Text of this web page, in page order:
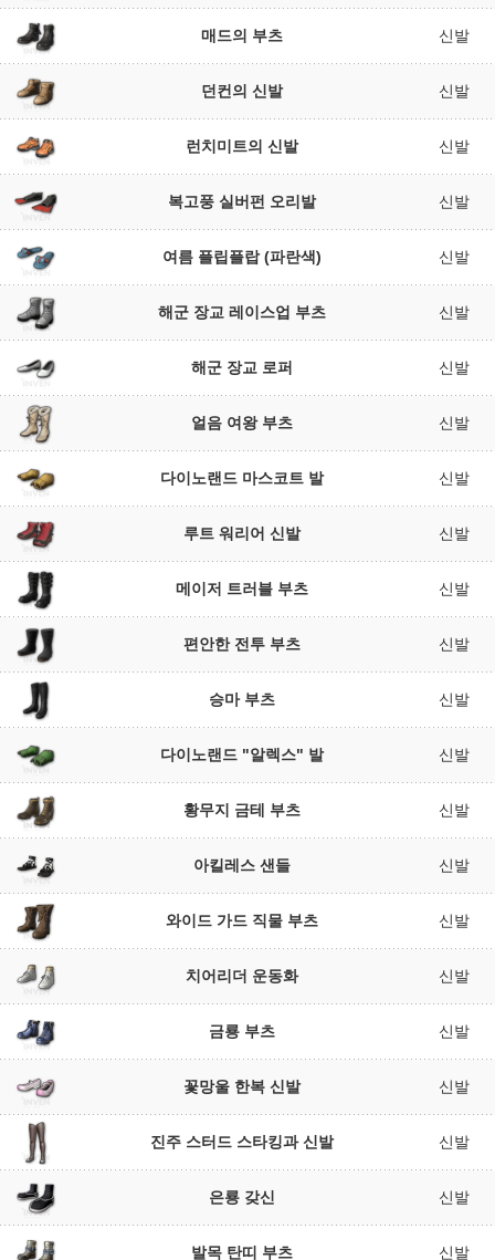
매드의 부츠 신발
던컨의 신발 신발
런치미트의 신발 신발
복고풍 실버펀 오리발 신발
여름 플립플랍 (파란색) 신발
해군 장교 레이스업 부츠 신발
해군 장교 로퍼 신발
얼음 여왕 부츠 신발
다이노랜드 마스코트 발 신발
루트 워리어 신발 신발
메이저 트러블 부츠 신발
편안한 전투 부츠 신발
승마 부츠 신발
다이노랜드 "알렉스" 발 신발
황무지 금테 부츠 신발
아킬레스 샌들 신발
와이드 가드 직물 부츠 신발
치어리더 운동화 신발
금룡 부츠 신발
꽃망울 한복 신발 신발
진주 스터드 스타킹과 신발 신발
은룡 갖신 신발
발목 탄띠 부츠 신발